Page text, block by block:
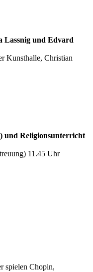
Lassnig und Edvard
Kunsthalle, Christian
und Religionsunterricht
11.45 Uhr
spielen Chopin,